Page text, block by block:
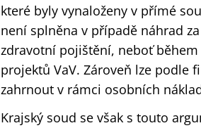
které byly vynaloženy v přímé
není splněna v případě náhrad
zdravotní pojištění, neboť
projektů VaV. Zároveň lze podle
zahrnout v rámci osobních
Krajský soud se však s touto